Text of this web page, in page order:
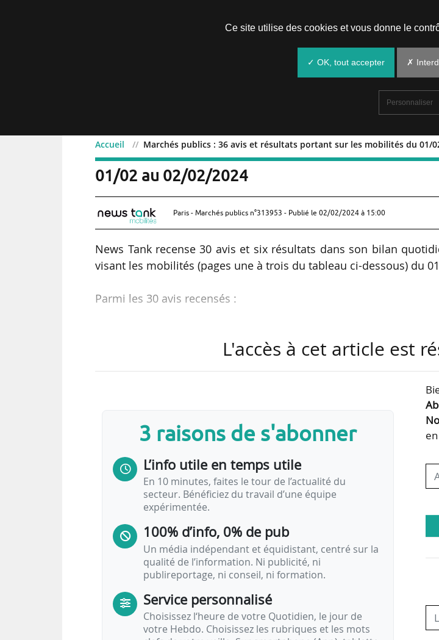
Accueil Marchés publics : 36 avis et résultats portant sur les mobilités du 01/
Marchés publics : 36 avis et résultats portant
01/02 au 02/02/2024
Paris - Marchés publics n°313953 - Publié le 02/02/2024 à 15:00
News Tank recense 30 avis et six résultats dans son bilan
visant les mobilités (pages une à trois du tableau ci-dessous) du
Parmi les 30 avis recensés :
• la mise à disposition d’une solution d’outil de gestion de TAD et
• l’accompagnement à la procédure de DSP relative à
• la gestion et l’exploitation des parcs de stationnement du…
L'accès à cet article est
3 raisons de s'abonner
L’info utile en temps utile
En 10 minutes, faites le tour de l’actualité du
secteur. Bénéficiez du travail d’une équipe
expérimentée.
100% d’info, 0% de pub
Un média indépendant et équidistant, centré sur la
qualité de l’information. Ni publicité, ni
publireportage, ni conseil, ni formation.
Service personnalisé
Choisissez l‘heure de votre Quotidien, le jour de
votre Hebdo. Choisissez les rubriques et les mots
Ce site utilise des cookies et vous donne le
✓ OK, tout accepter ✗
Personnaliser